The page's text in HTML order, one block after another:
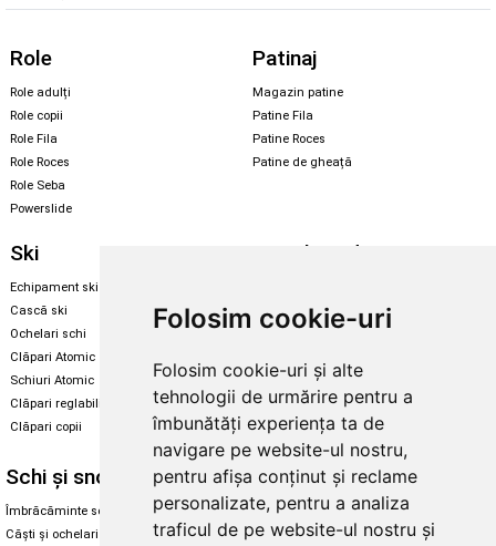
Folosim cookie-uri
Folosim cookie-uri și alte
tehnologii de urmărire pentru a
îmbunătăți experiența ta de
navigare pe website-ul nostru,
pentru afișa conținut și reclame
personalizate, pentru a analiza
traficul de pe website-ul nostru și
Role
Role adulți
Role copii
Role Fila
Role Roces
Role Seba
Powerslide
Patinaj
Magazin patine
Patine Fila
Patine Roces
Patine de gheață
Ski
Echipament ski
Cască ski
Ochelari schi
Clăpari Atomic
Schiuri Atomic
Clăpari reglabili
Clăpari copii
Snowboard
Echipament snowboard
Legături Rome SDS
Skate & longboard
Enuff Skateboards
Schi și snowboard
Îmbrăcăminte schi și snowboard
Căști și ochelari de iarnă
Diverse
Cum aleg rolele
Cum aleg ochelarii